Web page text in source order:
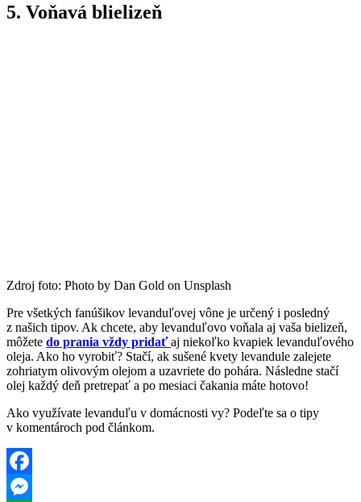
5. Voňavá blielizeň
Zdroj foto: Photo by Dan Gold on Unsplash
Pre všetkých fanúšikov levanduľovej vône je určený i posledný
z našich tipov. Ak chcete, aby levanduľovo voňala aj vaša bielizeň,
môžete do prania vždy pridaťaj niekoľko kvapiek levanduľového
oleja. Ako ho vyrobiť? Stačí, ak sušené kvety levandule zalejete
zohriatym olivovým olejom a uzavriete do pohára. Následne stačí
olej každý deň pretrepať a po mesiaci čakania máte hotovo!
Ako využívate levanduľu v domácnosti vy? Podeľte sa o tipy
v komentároch pod článkom.
Facebook